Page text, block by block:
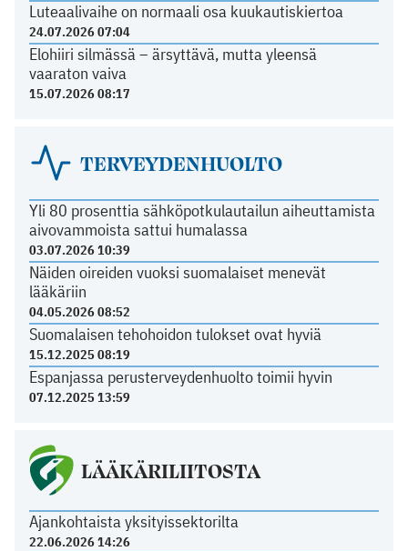
Luteaalivaihe on normaali osa kuukautiskiertoa
24.07.2026 07:04
Elohiiri silmässä – ärsyttävä, mutta yleensä
vaaraton vaiva
15.07.2026 08:17
TERVEYDENHUOLTO
Yli 80 prosenttia sähköpotkulautailun aiheuttamista
aivovammoista sattui humalassa
03.07.2026 10:39
Näiden oireiden vuoksi suomalaiset menevät
lääkäriin
04.05.2026 08:52
Suomalaisen tehohoidon tulokset ovat hyviä
15.12.2025 08:19
Espanjassa perusterveydenhuolto toimii hyvin
07.12.2025 13:59
LÄÄKÄRILIITOSTA
Ajankohtaista yksityissektorilta
22.06.2026 14:26